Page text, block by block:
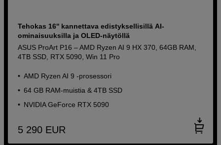
Tehokas 16'' kannettava edistyksellisillä AI-
ominaisuuksilla ja OLED-näytöllä
ASUS ProArt P16 – AMD Ryzen AI 9 HX 370, 64GB RAM,
4TB SSD, RTX 5090, Win 11 Pro
AMD Ryzen AI 9 -prosessori
64 GB RAM-muistia & 4TB SSD
NVIDIA GeForce RTX 5090
5 290 EUR